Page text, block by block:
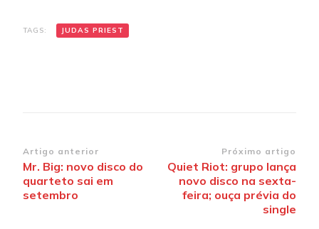
TAGS: JUDAS PRIEST
Navegação
de
post
Artigo anterior
Mr. Big: novo disco do
quarteto sai em
setembro
Próximo artigo
Quiet Riot: grupo lança
novo disco na sexta-
feira; ouça prévia do
single